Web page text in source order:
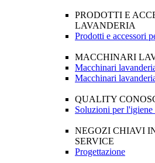
PRODOTTI E
LAVANDERIA
Prodotti e accessori
MACCHINARI
Macchinari
Macchinari
QUALITY
Soluzioni per
NEGOZI CHIAVI
SERVICE
Progettazione